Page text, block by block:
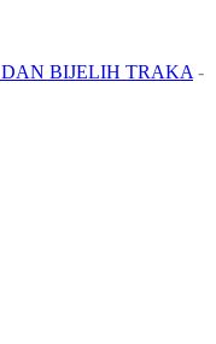
BIJELIH TRAKA -